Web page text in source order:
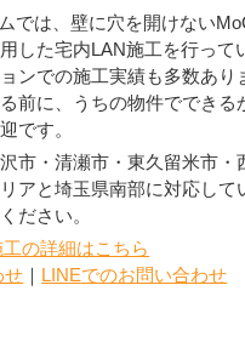
では、壁に穴を開けない
した宅内LAN施工を行って
ンでの施工実績も多数あり
前に、うちの物件でできる
です。
市・清瀬市・東久留米市・
アと埼玉県南部に対応して
ださい。
の詳細はこちら
せ ｜ LINEでのお問い合わせ